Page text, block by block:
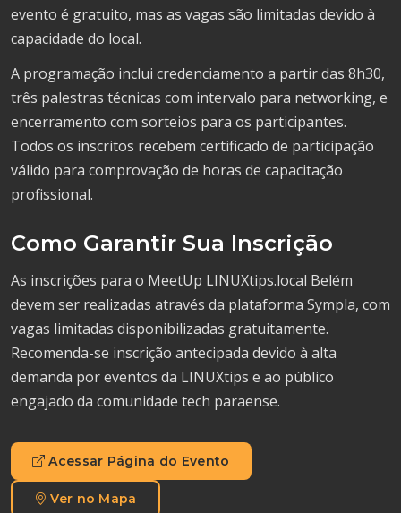
evento é gratuito, mas as vagas são limitadas devido à
capacidade do local.
A programação inclui credenciamento a partir das 8h30,
três palestras técnicas com intervalo para networking, e
encerramento com sorteios para os participantes.
Todos os inscritos recebem certificado de participação
válido para comprovação de horas de capacitação
profissional.
Como Garantir Sua Inscrição
As inscrições para o MeetUp LINUXtips.local Belém
devem ser realizadas através da plataforma Sympla, com
vagas limitadas disponibilizadas gratuitamente.
Recomenda-se inscrição antecipada devido à alta
demanda por eventos da LINUXtips e ao público
engajado da comunidade tech paraense.
Acessar Página do Evento
Ver no Mapa